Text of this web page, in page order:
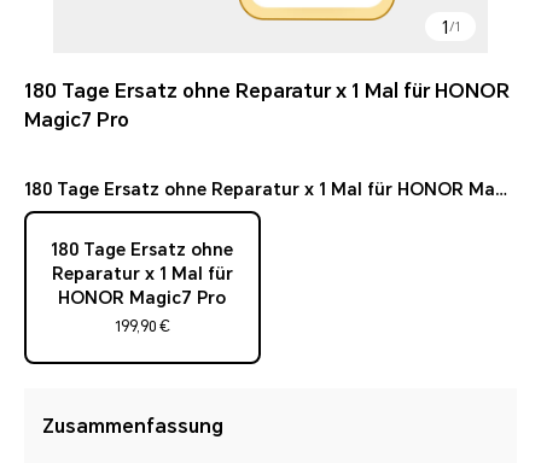
1 /1
180 Tage Ersatz ohne Reparatur x 1 Mal für HONOR
Magic7 Pro
180 Tage Ersatz ohne Reparatur x 1 Mal für HONOR Magic7
180 Tage Ersatz ohne
Reparatur x 1 Mal für
HONOR Magic7 Pro
199,90 €
Zusammenfassung